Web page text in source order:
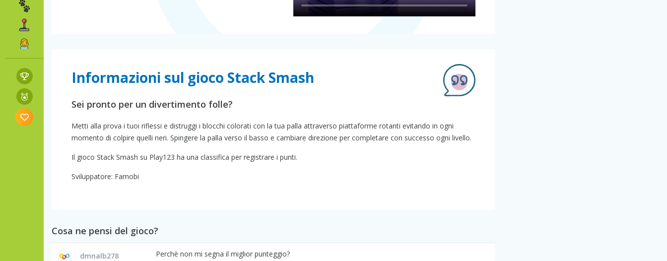
Informazioni sul gioco Stack Smash
Sei pronto per un divertimento folle?
Metti alla prova i tuoi riflessi e distruggi i blocchi colorati con la tua palla attraverso piattaforme rotanti evitando in ogni
momento di colpire quelli neri. Spingere la palla verso il basso e cambiare direzione per completare con successo ogni livello.
Il gioco Stack Smash su Play123 ha una classifica per registrare i punti.
Sviluppatore: Famobi
Cosa ne pensi del gioco?
dmnalb278 Perchè non mi segna il miglior punteggio?